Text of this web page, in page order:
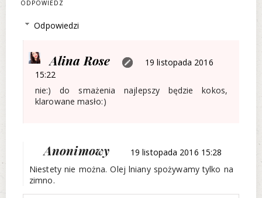
ODPOWIEDZ
Odpowiedzi
Alina Rose
19 listopada 2016
15:22
nie:) do smażenia najlepszy będzie kokos,
klarowane masło:)
Anonimowy
19 listopada 2016 15:28
Niestety nie można. Olej lniany spożywamy tylko na
zimno.